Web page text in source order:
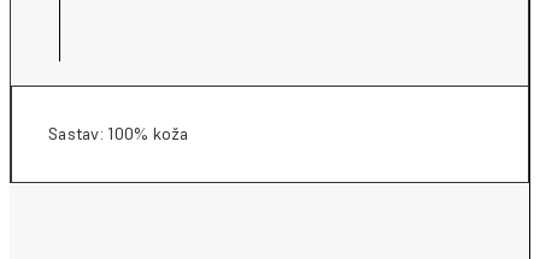
Sastav: 100% koža